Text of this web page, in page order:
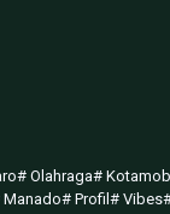
# Olahraga#
Manado# Profil # Vibes